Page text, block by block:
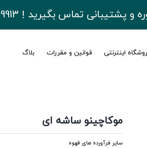
تماس بگیرید ! 03537249913
اینترنتی قوانین و مقررات بلاگ
موکاچینو ساشه ای
سایر فرآورده های قهوه